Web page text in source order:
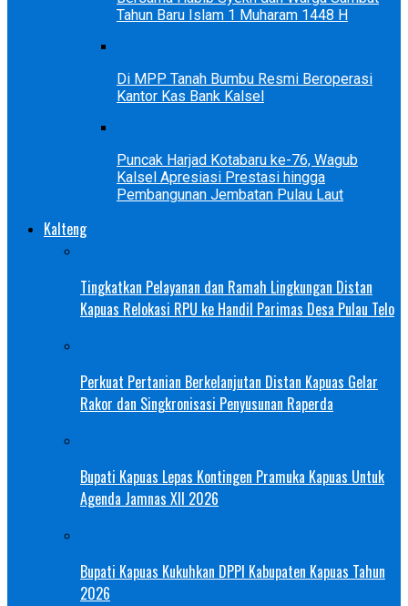
Tahun Baru Islam 1 Muharam 1448 H
Di MPP Tanah Bumbu Resmi Beroperasi
Kantor Kas Bank Kalsel
Puncak Harjad Kotabaru ke-76, Wagub
Kalsel Apresiasi Prestasi hingga
Pembangunan Jembatan Pulau Laut
Kalteng
Tingkatkan Pelayanan dan Ramah Lingkungan Distan
Kapuas Relokasi RPU ke Handil Parimas Desa Pulau Telo
Perkuat Pertanian Berkelanjutan Distan Kapuas Gelar
Rakor dan Singkronisasi Penyusunan Raperda
Bupati Kapuas Lepas Kontingen Pramuka Kapuas Untuk
Agenda Jamnas XII 2026
Bupati Kapuas Kukuhkan DPPI Kabupaten Kapuas Tahun
2026